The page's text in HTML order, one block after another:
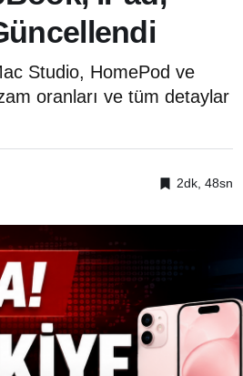
Studio, HomePod ve
oranları ve tüm detaylar
2dk, 48sn